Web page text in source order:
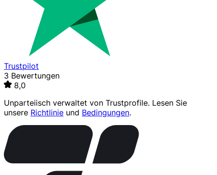
Trustpilot
3 Bewertungen
8,0
Unparteiisch verwaltet von Trustprofile. Lesen Sie
unsere Richtlinie und Bedingungen.